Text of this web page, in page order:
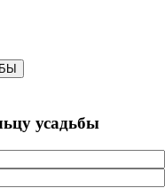
усадьбы